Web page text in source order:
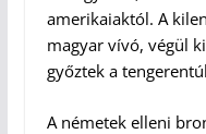
amerikaiaktól. A
magyar vívó, végül
győztek a
A németek elleni